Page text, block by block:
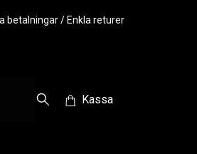
betalningar / Enkla returer
Kassa